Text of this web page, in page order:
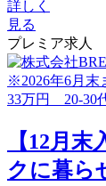
詳しく
見る
プレミア求人
【12月
クに暮ら